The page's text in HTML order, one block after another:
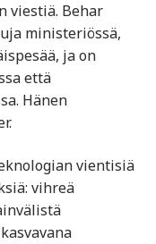
viestiä. Behar
ministeriössä,
ja on
että
Hänen
vientisiä
vihreä